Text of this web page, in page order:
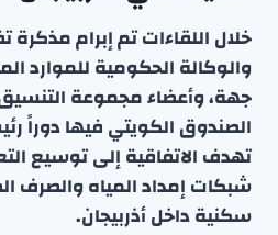
خلال اللقاءات تم إبرام مذكرة
والوكالة الحكومية للموارد
جهة، وأعضاء مجموعة التنسيق
الصندوق الكويتي فيها دوراً
تهدف الاتفاقية إلى توسيع
سكنية داخل أذربيجان.